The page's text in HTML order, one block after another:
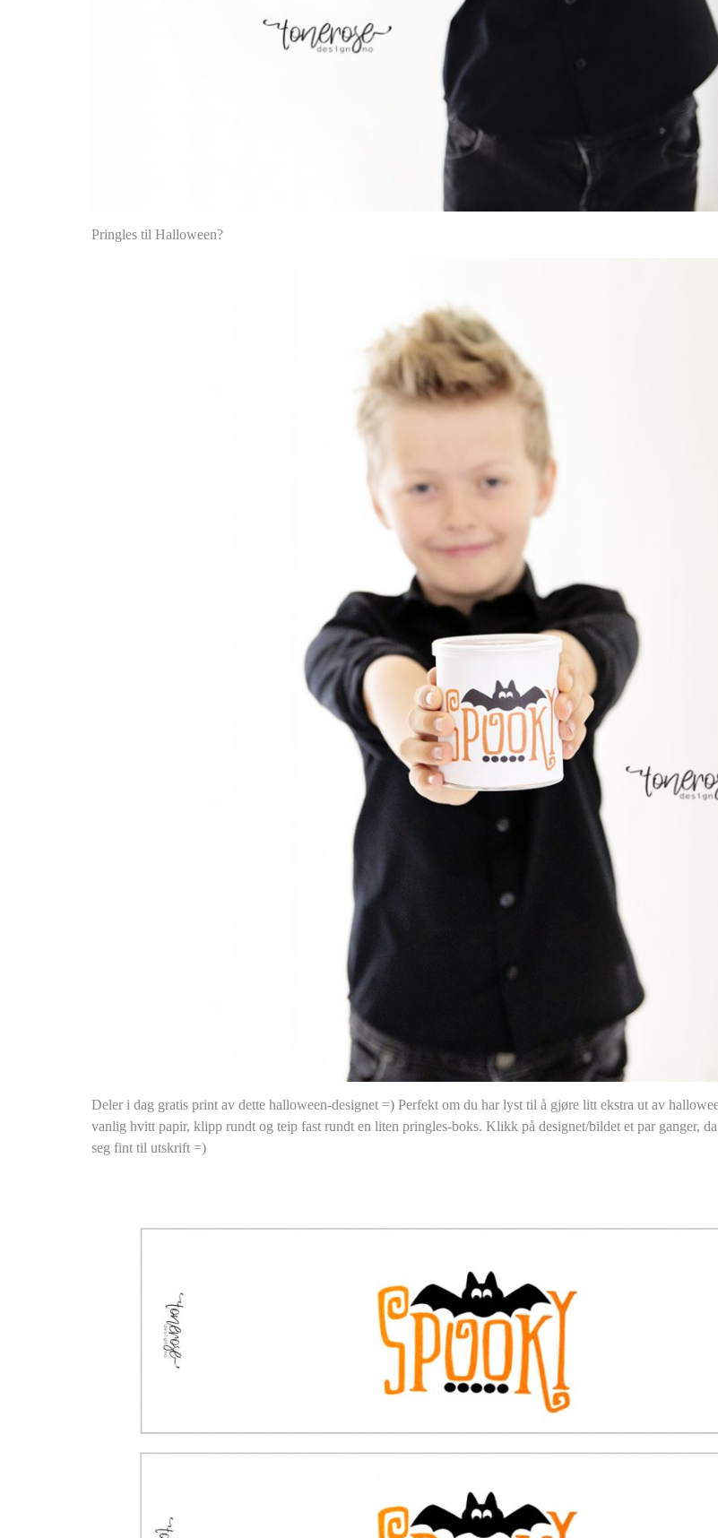
Pringles til Halloween?
Deler i dag gratis print av dette halloween-designet =) Perfekt om du har lyst til å gjøre litt ekstra ut av
vanlig hvitt papir, klipp rundt og teip fast rundt en liten pringles-boks. Klikk på designet/bildet et par ganger,
seg fint til utskrift =)